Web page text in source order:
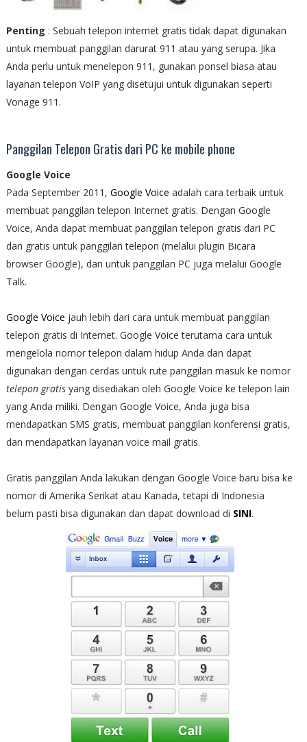
Penting : Sebuah telepon internet gratis tidak dapat digunakan
untuk membuat panggilan darurat 911 atau yang serupa. Jika
Anda perlu untuk menelepon 911, gunakan ponsel biasa atau
layanan telepon VoIP yang disetujui untuk digunakan seperti
Vonage 911.
Panggilan Telepon Gratis dari PC ke mobile phone
Google Voice
Pada September 2011, Google Voice adalah cara terbaik untuk
membuat panggilan telepon Internet gratis. Dengan Google
Voice, Anda dapat membuat panggilan telepon gratis dari PC
dan gratis untuk panggilan telepon (melalui plugin Bicara
browser Google), dan untuk panggilan PC juga melalui Google
Talk.
Google Voice jauh lebih dari cara untuk membuat panggilan
telepon gratis di Internet. Google Voice terutama cara untuk
mengelola nomor telepon dalam hidup Anda dan dapat
digunakan dengan cerdas untuk rute panggilan masuk ke nomor
telepon gratisyang disediakan oleh Google Voice ke telepon lain
yang Anda miliki. Dengan Google Voice, Anda juga bisa
mendapatkan SMS gratis, membuat panggilan konferensi gratis,
dan mendapatkan layanan voice mail gratis.
Gratis panggilan Anda lakukan dengan Google Voice baru bisa ke
nomor di Amerika Serikat atau Kanada, tetapi di Indonesia
belum pasti bisa digunakan dan dapat download di SINI.